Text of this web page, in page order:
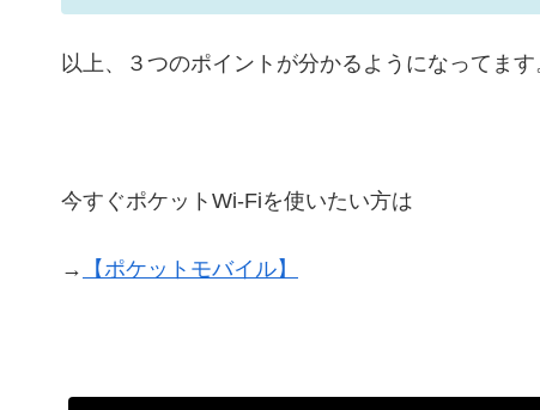
以上、３つのポイントが分かるようになってます
今すぐポケットWi-Fiを使いたい方は
→ 【ポケットモバイル】